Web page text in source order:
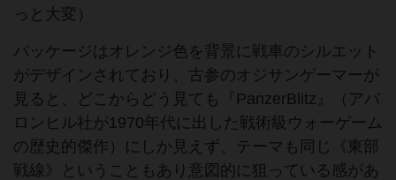
っと大変）
パッケージはオレンジ色を背景に戦車のシルエット
がデザインされており、古参のオジサンゲーマーが
見ると、どこからどう見ても『PanzerBlitz』（アバ
ロンヒル社が1970年代に出した戦術級ウォーゲーム
の歴史的傑作）にしか見えず、テーマも同じ《東部
戦線》ということもあり意図的に狙っている感があ